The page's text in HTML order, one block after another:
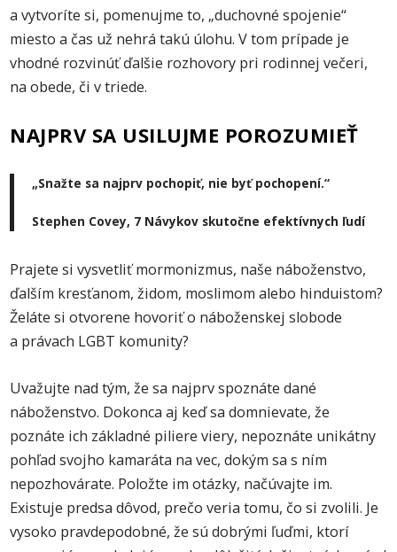
a vytvoríte si, pomenujme to, „duchovné spojenie“
miesto a čas už nehrá takú úlohu. V tom prípade je
vhodné rozvinúť ďalšie rozhovory pri rodinnej večeri,
na obede, či v triede.
NAJPRV SA USILUJME POROZUMIEŤ
„Snažte sa najprv pochopiť, nie byť pochopení.“
Stephen Covey, 7 Návykov skutočne efektívnych ľudí
Prajete si vysvetliť mormonizmus, naše náboženstvo,
ďalším kresťanom, židom, moslimom alebo hinduistom?
Želáte si otvorene hovoriť o náboženskej slobode
a právach LGBT komunity?
Uvažujte nad tým, že sa najprv spoznáte dané
náboženstvo. Dokonca aj keď sa domnievate, že
poznáte ich základné piliere viery, nepoznáte unikátny
pohľad svojho kamaráta na vec, dokým sa s ním
nepozhovárate. Položte im otázky, načúvajte im.
Existuje predsa dôvod, prečo veria tomu, čo si zvolili. Je
vysoko pravdepodobné, že sú dobrými ľuďmi, ktorí